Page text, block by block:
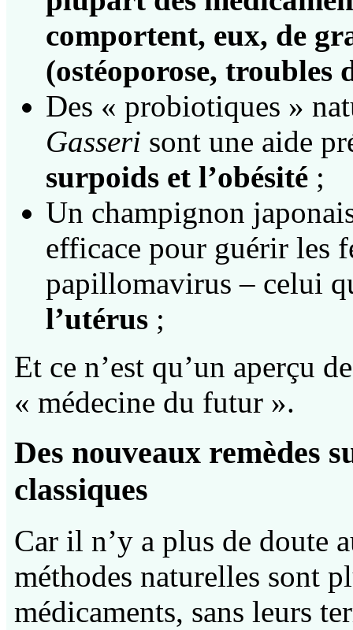
comportent, eux, de
(ostéoporose, troubles
Des « probiotiques »
Gasseri sont une aide
surpoids et l’obésité ;
Un champignon
efficace pour guérir les
papillomavirus – celui
l’utérus ;
Et ce n’est qu’un aperçu
« médecine du futur ».
Des nouveaux remèdes
classiques
Car il n’y a plus de doute
méthodes naturelles sont
médicaments, sans leurs